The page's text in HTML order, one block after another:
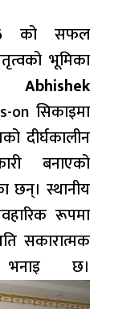
को सफल
भूमिका
Abhishek
on सिकाइमा
दीर्घकालीन
बनाएको
छन्। स्थानीय
रूपमा
सकारात्मक
छ।